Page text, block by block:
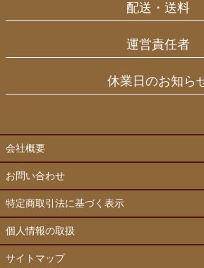
配送・送料
運営責任者
休業日のお知ら
会社概要
お問い合わせ
特定商取引法に基づく表示
個人情報の取扱
サイトマップ